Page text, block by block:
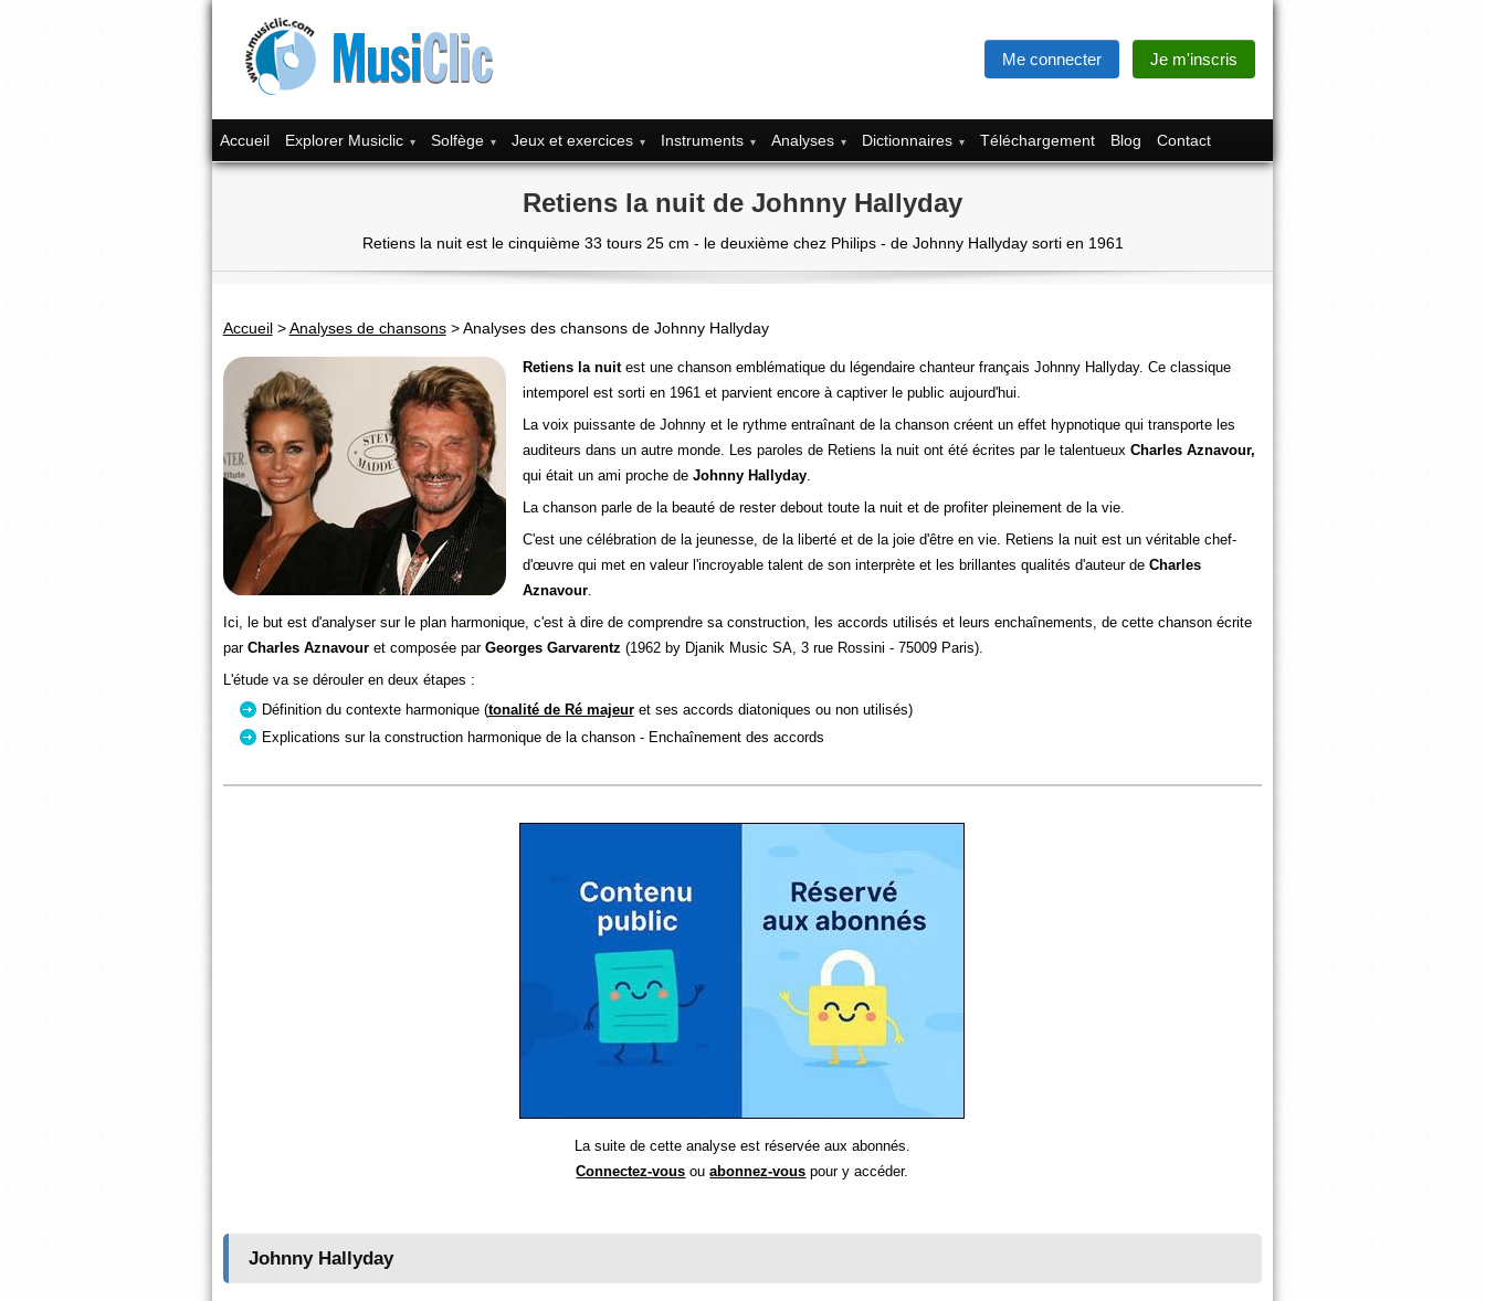
Me connecter Je m'inscris
Accueil Explorer Musiclic Solfège Jeux et exercices Instruments Analyses Dictionnaires Téléchargement Blog Contact
Retiens la nuit de Johnny Hallyday
Retiens la nuit est le cinquième 33 tours 25 cm - le deuxième chez Philips - de Johnny Hallyday sorti en 1961
Accueil>Analyses de chansons>Analyses des chansons de Johnny Hallyday
Retiens la nuitest une chanson emblématique du légendaire chanteur français Johnny Hallyday. Ce classique
intemporel est sorti en 1961 et parvient encore à captiver le public aujourd'hui.
La voix puissante de Johnny et le rythme entraînant de la chanson créent un effet hypnotique qui transporte les
auditeurs dans un autre monde. Les paroles de Retiens la nuit ont été écrites par le talentueux Charles Aznavour,
qui était un ami proche de Johnny Hallyday.
La chanson parle de la beauté de rester debout toute la nuit et de profiter pleinement de la vie.
C'est une célébration de la jeunesse, de la liberté et de la joie d'être en vie. Retiens la nuit est un véritable chef-
d'œuvre qui met en valeur l'incroyable talent de son interprète et les brillantes qualités d'auteur de Charles
Aznavour.
Ici, le but est d'analyser sur le plan harmonique, c'est à dire de comprendre sa construction, les accords utilisés et leurs enchaînements, de cette chanson écrite
par Charles Aznavour et composée par Georges Garvarentz (1962 by Djanik Music SA, 3 rue Rossini - 75009 Paris).
L'étude va se dérouler en deux étapes :
Définition du contexte harmonique (tonalité de Ré majeuret ses accords diatoniques ou non utilisés)
Explications sur la construction harmonique de la chanson - Enchaînement des accords
La suite de cette analyse est réservée aux abonnés.
Connectez-vous ouabonnez-vous pour y accéder.
Johnny Hallyday